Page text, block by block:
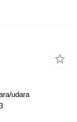
udara